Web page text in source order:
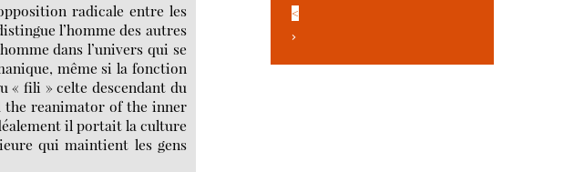
radicale entre les
l’homme des autres
dans l’univers qui se
même si la fonction
« fili » celte descendant du
the reanimator of the inner
il portait la culture
qui maintient les gens
<
>